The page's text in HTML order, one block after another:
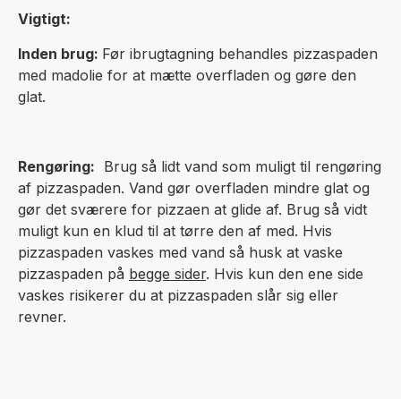
Vigtigt:
Inden brug: Før ibrugtagning behandles pizzaspaden
med madolie for at mætte overfladen og gøre den
glat.
Rengøring: Brug så lidt vand som muligt til rengøring
af pizzaspaden. Vand gør overfladen mindre glat og
gør det sværere for pizzaen at glide af. Brug så vidt
muligt kun en klud til at tørre den af med. Hvis
pizzaspaden vaskes med vand så husk at vaske
pizzaspaden på begge sider. Hvis kun den ene side
vaskes risikerer du at pizzaspaden slår sig eller
revner.